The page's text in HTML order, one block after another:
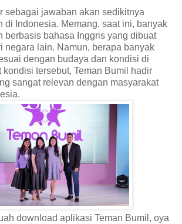
sebagai jawaban akan sedikitnya
di Indonesia. Memang, saat ini, banyak
berbasis bahasa Inggris yang dibuat
negara lain. Namun, berapa banyak
dengan budaya dan kondisi di
kondisi tersebut, Teman Bumil hadir
sangat relevan dengan masyarakat
download aplikasi Teman Bumil, oya